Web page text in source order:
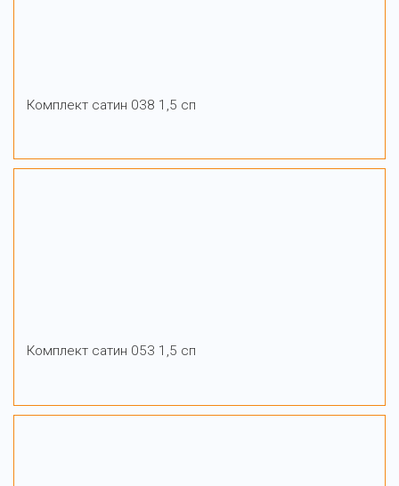
Комплект сатин 038 1,5 сп
Комплект сатин 053 1,5 сп